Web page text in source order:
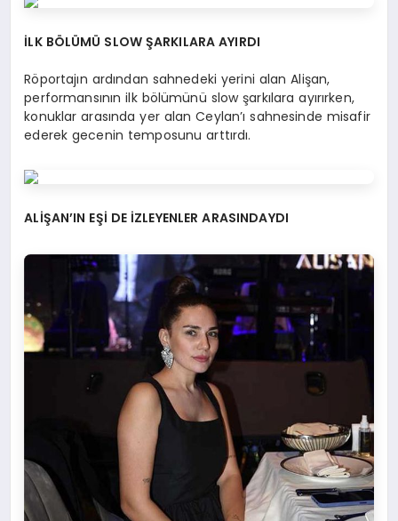
İLK BÖLÜMÜ SLOW ŞARKILARA AYIRDI
Röportajın ardından sahnedeki yerini alan Alişan,
performansının ilk bölümünü slow şarkılara ayırırken,
konuklar arasında yer alan Ceylan’ı sahnesinde misafir
ederek gecenin temposunu arttırdı.
ALİŞAN’IN EŞİ DE İZLEYENLER ARASINDAYDI